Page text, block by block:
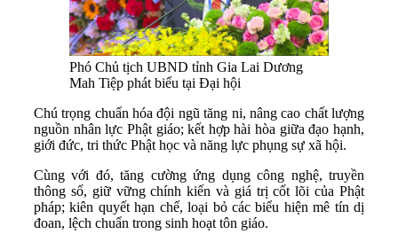
Phó Chủ tịch UBND tỉnh Gia Lai Dương
Mah Tiệp phát biểu tại Đại hội
Chú trọng chuẩn hóa đội ngũ tăng ni, nâng cao chất lượng
nguồn nhân lực Phật giáo; kết hợp hài hòa giữa đạo hạnh,
giới đức, tri thức Phật học và năng lực phụng sự xã hội.
Cùng với đó, tăng cường ứng dụng công nghệ, truyền
thông số, giữ vững chính kiến và giá trị cốt lõi của Phật
pháp; kiên quyết hạn chế, loại bỏ các biểu hiện mê tín dị
đoan, lệch chuẩn trong sinh hoạt tôn giáo.